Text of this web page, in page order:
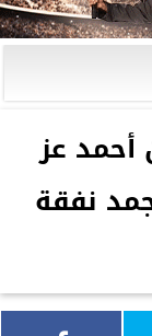
أحمد عز
ألف متجمد نفقة